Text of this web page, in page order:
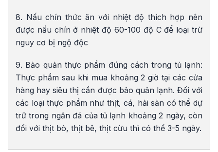
8. Nấu chín thức ăn với nhiệt độ thích hợp nên
được nấu chín ở nhiệt độ 60-100 độ C để loại trừ
nguy cơ bị ngộ độc
9. Bảo quản thực phẩm đúng cách trong tủ lạnh:
Thực phẩm sau khi mua khoảng 2 giờ tại các cửa
hàng hay siêu thị cần được bảo quản lạnh. Đối với
các loại thực phẩm như thịt, cá, hải sản có thể dự
trữ trong ngăn đá của tủ lạnh khoảng 2 ngày, còn
đối với thịt bò, thịt bê, thịt cừu thì có thể 3-5 ngày.